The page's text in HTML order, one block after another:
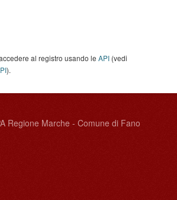
al registro usando le API (vedi
).
Regione Marche - Comune di Fano